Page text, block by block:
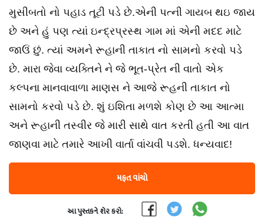
મુસીબતો નો પહાડ તૂટી પડે છે.એની પત્ની ગાયબ થઇ જાય
છે અને હું પણ ત્યાં ઇન્દ્રપ્રસ્થ ગામ માં એની મદદ માટે
જાઉં છું. ત્યાં અમને રૂહાની તાકાત નો સામનો કરવો પડે
છે. મારા જેવા વ્યક્તિને ને જે ભૂત-પ્રેત ની વાતો એક
કલ્પના માનવાવાળા માણસ ને આજે રૂહની તાકાત નો
સામનો કરવો પડે છે. શું ઇશિતા મળશે કોણ છે આ આત્મા
અને રૂહાની તસ્વીર જે મારી સાથે વાત કરતી હતી આ વાત
જાણવા માટે તમારે આખી વાર્તા વાંચવી પડશે. ધન્યવાદ!
મફત વાંચો
આ પુસ્તકને શેર કરો: